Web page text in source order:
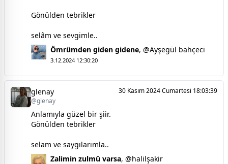
Gönülden tebrikler
selâm ve sevgimle..
Ömrümden giden gidene, @Ayşegül bahçeci
3.12.2024 12:30:20
glenay
@glenay
30 Kasım 2024 Cumartesi 18:03:39
Anlamıyla güzel bir şiir.
Gönülden tebrikler
selam ve saygılarımla..
Zalimin zulmü varsa, @halilşakir